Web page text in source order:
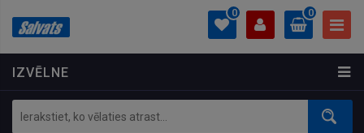
IZVĒLNE
0
PROFILS
Ielogoties
0
0.00 €